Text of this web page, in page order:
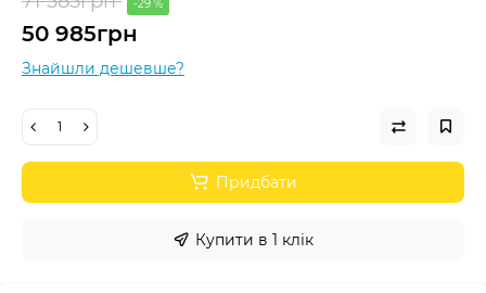
-29 %
50 985грн
Знайшли дешевше?
Придбати
Купити в 1 клік